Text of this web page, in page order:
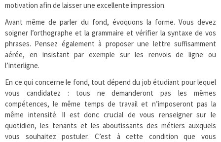
motivation afin de laisser une excellente impression.
Avant même de parler du fond, évoquons la forme. Vous devez
soigner l’orthographe et la grammaire et vérifier la syntaxe de vos
phrases. Pensez également à proposer une lettre suffisamment
aérée, en insistant par exemple sur les renvois de ligne ou
l’interligne.
En ce qui concerne le fond, tout dépend du job étudiant pour lequel
vous candidatez : tous ne demanderont pas les mêmes
compétences, le même temps de travail et n’imposeront pas la
même intensité. Il est donc crucial de vous renseigner sur le
quotidien, les tenants et les aboutissants des métiers auxquels
vous souhaitez postuler. C’est à cette condition que vous